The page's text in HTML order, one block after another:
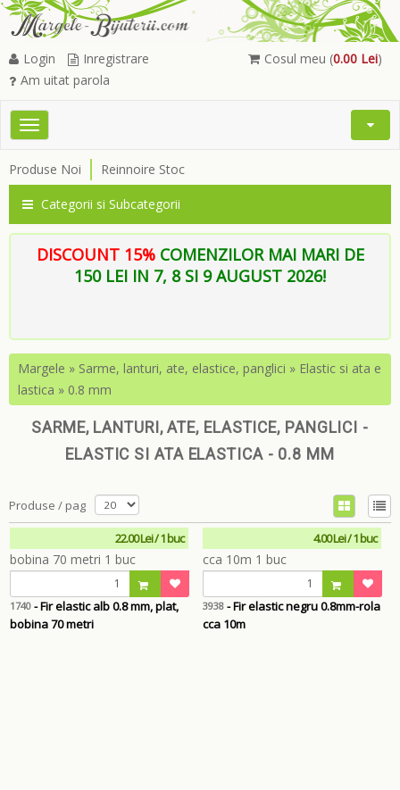
Cosul meu (0.00 Lei)
Login
Inregistrare
Am uitat parola
Toggle
Open
Produse Noi Reinnoire Stoc
Categorii si Subcategorii
DISCOUNT 15% COMENZILOR MAI MARI DE
150 LEI IN 7, 8 SI 9 AUGUST 2026!
Margele » Sarme, lanturi, ate, elastice, panglici » Elastic si ata e
lastica » 0.8 mm
SARME, LANTURI, ATE, ELASTICE, PANGLICI -
ELASTIC SI ATA ELASTICA - 0.8 MM
Produse / pag
22.00 Lei / 1 buc
1740 - Fir elastic alb 0.8 mm, plat,
bobina 70 metri
4.00 Lei / 1 buc
3938- Fir elastic negru 0.8mm-rola
cca 10m